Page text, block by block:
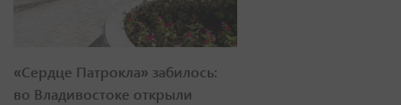
«Сердце Патрокла» забилось:
во Владивостоке открыли